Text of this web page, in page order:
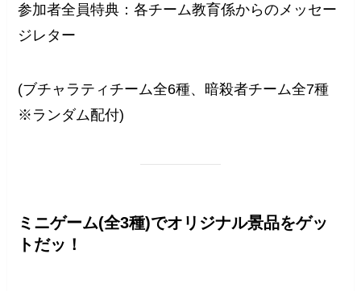
参加者全員特典：各チーム教育係からのメッセー
ジレター
(ブチャラティチーム全6種、暗殺者チーム全7種
※ランダム配付)
ミニゲーム(全3種)でオリジナル景品をゲッ
トだッ！